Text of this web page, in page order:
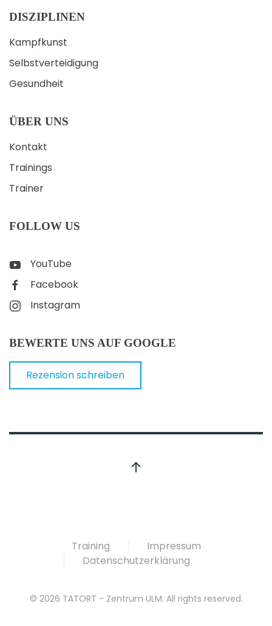
DISZIPLINEN
Kampfkunst
Selbstverteidigung
Gesundheit
ÜBER UNS
Kontakt
Trainings
Trainer
FOLLOW US
YouTube
Facebook
Instagram
BEWERTE UNS AUF GOOGLE
Rezension schreiben
Training
Impressum
Datenschutzerklärung
© 2026 TATORT - Zentrum ULM. All rights reserved.